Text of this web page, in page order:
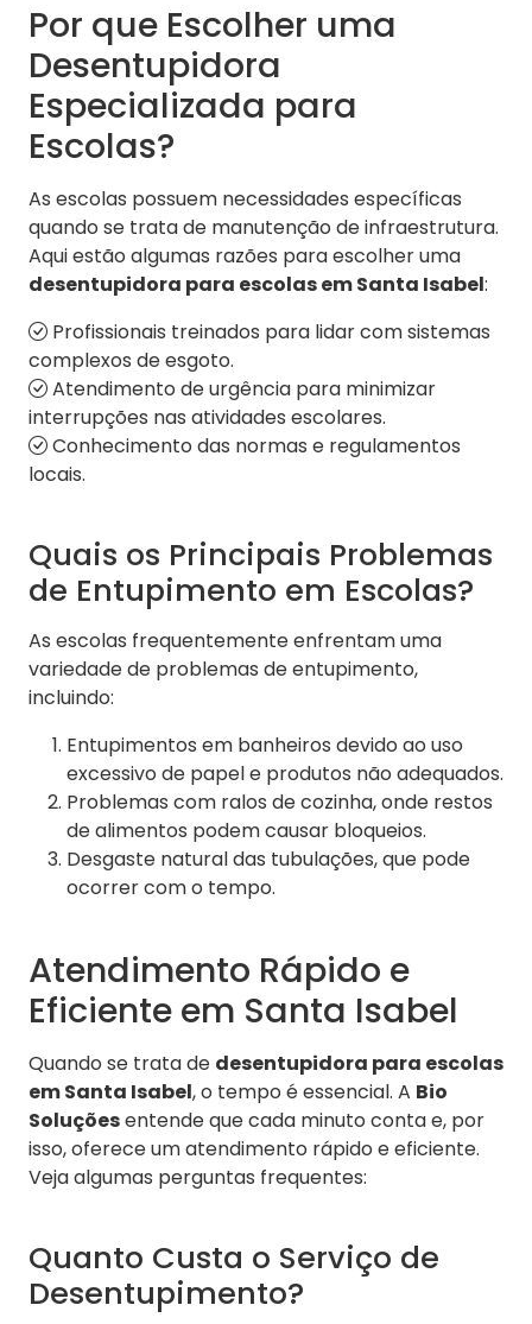
Por que Escolher uma
Desentupidora
Especializada para
Escolas?
As escolas possuem necessidades específicas
quando se trata de manutenção de infraestrutura.
Aqui estão algumas razões para escolher uma
desentupidora para escolas em Santa Isabel:
Profissionais treinados para lidar com sistemas
complexos de esgoto.
Atendimento de urgência para minimizar
interrupções nas atividades escolares.
Conhecimento das normas e regulamentos
locais.
Quais os Principais Problemas
de Entupimento em Escolas?
As escolas frequentemente enfrentam uma
variedade de problemas de entupimento,
incluindo:
Entupimentos em banheiros devido ao uso
excessivo de papel e produtos não adequados.
Problemas com ralos de cozinha, onde restos
de alimentos podem causar bloqueios.
Desgaste natural das tubulações, que pode
ocorrer com o tempo.
Atendimento Rápido e
Eficiente em Santa Isabel
Quando se trata de desentupidora para escolas
em Santa Isabel, o tempo é essencial. A Bio
Soluçõesentende que cada minuto conta e, por
isso, oferece um atendimento rápido e eficiente.
Veja algumas perguntas frequentes:
Quanto Custa o Serviço de
Desentupimento?